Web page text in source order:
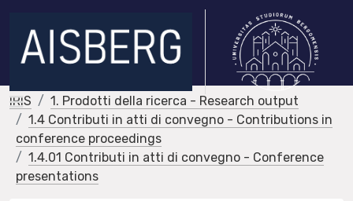
IRIS
1. Prodotti della ricerca - Research output
1.4 Contributi in atti di convegno - Contributions in
conference proceedings
1.4.01 Contributi in atti di convegno - Conference
presentations